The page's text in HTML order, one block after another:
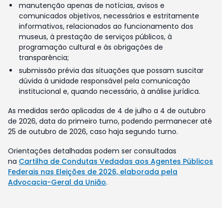
manutenção apenas de notícias, avisos e
comunicados objetivos, necessários e estritamente
informativos, relacionados ao funcionamento dos
museus, à prestação de serviços públicos, à
programação cultural e às obrigações de
transparência;
submissão prévia das situações que possam suscitar
dúvida à unidade responsável pela comunicação
institucional e, quando necessário, à análise jurídica.
As medidas serão aplicadas de 4 de julho a 4 de outubro
de 2026, data do primeiro turno, podendo permanecer até
25 de outubro de 2026, caso haja segundo turno.
Orientações detalhadas podem ser consultadas
na Cartilha de Condutas Vedadas aos Agentes Públicos
Federais nas Eleições de 2026, elaborada pela
Advocacia-Geral da União.